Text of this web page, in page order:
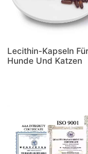
Lecithin-Kapseln
Hunde Und Katzen